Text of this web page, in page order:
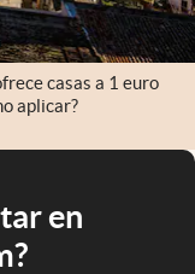
casas a 1 euro
aplicar?
en